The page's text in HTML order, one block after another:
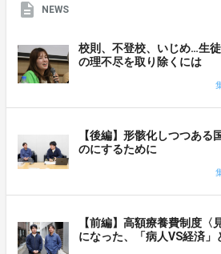
NEWS
校則、不登校、いじめ…生
の理不尽を取り除くには
【後編】形骸化しつつある
のにするために
【前編】高額療養費制度〈
になった、「病人VS経済」